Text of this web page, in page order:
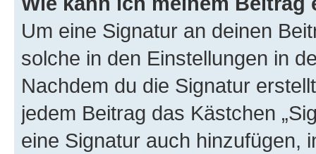
Um eine Signatur an deinen
solche in den Einstellungen in
Nachdem du die Signatur
jedem Beitrag das Kästchen
eine Signatur auch hinzufügen,